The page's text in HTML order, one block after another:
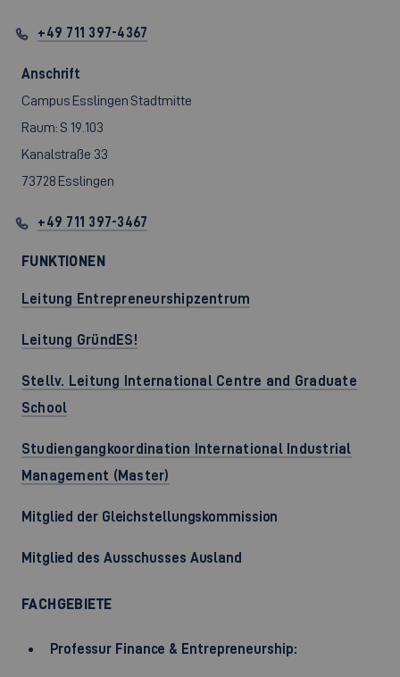
+49 711 397-4367
Anschrift
Campus Esslingen Stadtmitte
Raum: S 19.103
Kanalstraße 33
73728 Esslingen
+49 711 397-3467
FUNKTIONEN
Leitung Entrepreneurshipzentrum
Leitung GründES!
Stellv. Leitung International Centre and Graduate
School
Studiengangkoordination International Industrial
Management (Master)
Mitglied der Gleichstellungskommission
Mitglied des Ausschusses Ausland
FACHGEBIETE
Professur Finance & Entrepreneurship: